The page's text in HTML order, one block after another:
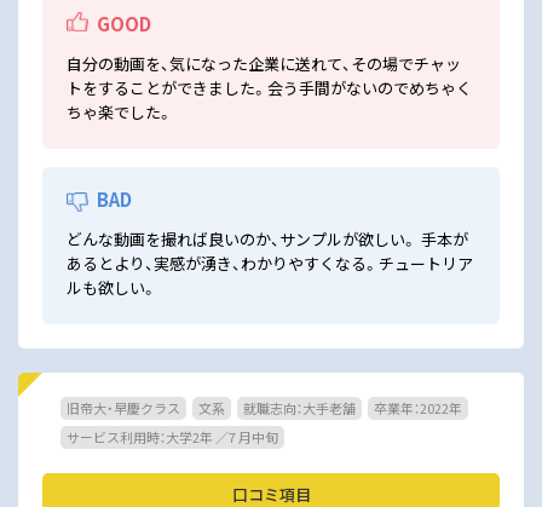
GOOD
自分の動画を、気になった企業に送れて、その場でチャッ
トをすることができました。会う手間がないのでめちゃく
ちゃ楽でした。
BAD
どんな動画を撮れば良いのか、サンプルが欲しい。 手本が
あるとより、実感が湧き、わかりやすくなる。チュートリア
ルも欲しい。
旧帝大・早慶クラス 文系 就職志向：大手老舗
卒業年：2022年
サービス利用時：大学2年 ／7 月中旬
口コミ項目